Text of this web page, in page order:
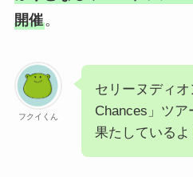
開催。
フクイくん
セリーヌディ
Chances」ツ
果たしているよ